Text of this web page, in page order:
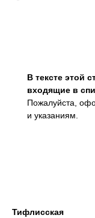
В тексте этой
входящие в
Пожалуйста,
и указаниям.
Тифлисская